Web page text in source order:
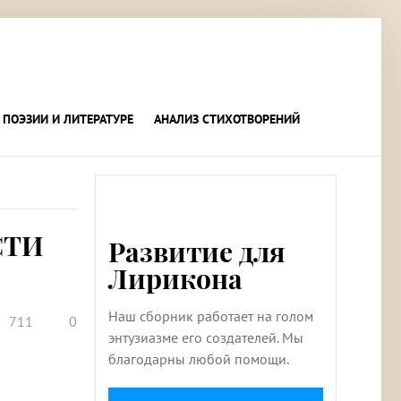
И ЛИТЕРАТУРЕ АНАЛИЗ СТИХОТВОРЕНИЙ
711 0
Развитие для
Лирикона
Наш сборник работает на голом
энтузиазме его создателей. Мы
благодарны любой помощи.